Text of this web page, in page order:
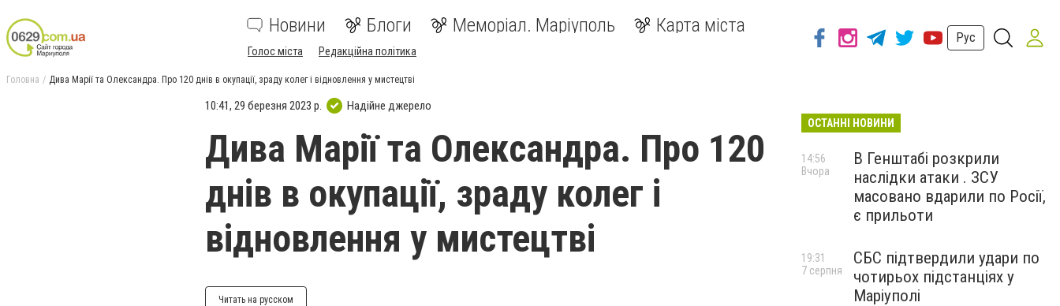
Новини Блоги Меморіал. Маріуполь Карта міста
Голос міста Редакційна політика
Рус
Головна Дива Марії та Олександра. Про 120 днів в окупації, зраду колег і відновлення у мистецтві
10:41, 29 березня 2023 р. Надійне джерело
Дива Марії та Олександра. Про 120
днів в окупації, зраду колег і
відновлення у мистецтві
Читать на русском
ОСТАННІ НОВИНИ
В Генштабі розкрили
наслідки атаки . ЗСУ
масовано вдарили по Росії,
є прильоти
14:56
Вчора
СБС підтвердили удари по
чотирьох підстанціях у
Маріуполі
19:31
7 серпня